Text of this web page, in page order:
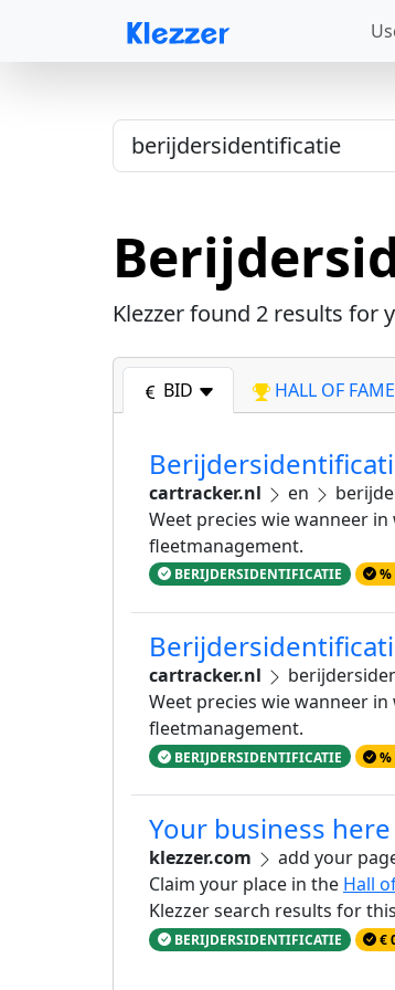
Klezzer found 2 results for
BID HALL OF FAME
cartracker.nl en
Weet precies wie wanneer
fleetmanagement.
BERIJDERSIDENTIFICATIE %
cartracker.nl
Weet precies wie wanneer
fleetmanagement.
BERIJDERSIDENTIFICATIE %
Your business
klezzer.com
add your
Claim your place in the Hall
Klezzer search results for
BERIJDERSIDENTIFICATIE €